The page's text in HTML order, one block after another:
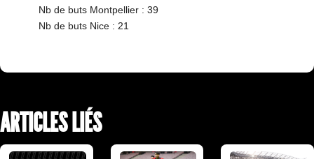
Nb de buts Montpellier : 39
Nb de buts Nice : 21
ARTICLES LIÉS